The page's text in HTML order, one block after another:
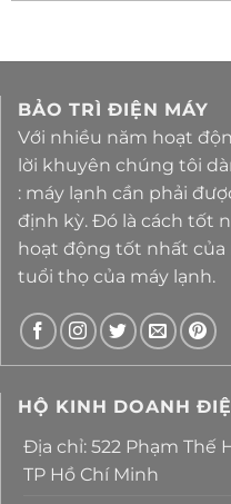
BẢO TRÌ ĐIỆN MÁY
Với nhiều năm hoạt
lời khuyên chúng tôi
: máy lạnh cần phải
định kỳ. Đó là cách tốt
hoạt động tốt nhất của
tuổi thọ của máy lạnh.
HỘ KINH DOANH
Địa chỉ: 522 Phạm Thế
TP Hồ Chí Minh